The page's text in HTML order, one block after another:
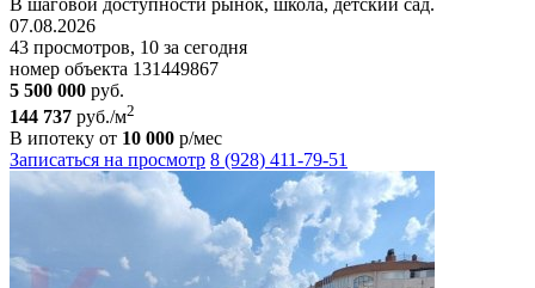
07.08.2026
43 просмотров, 10 за сегодня
номер объекта 131449867
5 500 000 руб.
144 737 руб./м2
В ипотеку от 10 000 р/мес
Записаться на просмотр 8 (928) 411-79-51